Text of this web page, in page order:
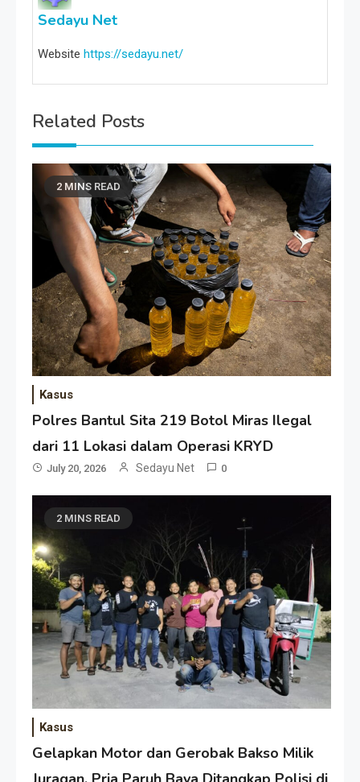
Sedayu Net
Website https://sedayu.net/
Related Posts
2 MINS READ
Kasus
Polres Bantul Sita 219 Botol Miras Ilegal
dari 11 Lokasi dalam Operasi KRYD
July 20, 2026 Sedayu Net 0
2 MINS READ
Kasus
Gelapkan Motor dan Gerobak Bakso Milik